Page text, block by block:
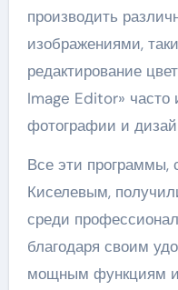
производить
изображениями,
редактирование
Image Editor» часто
фотографии и
Все эти программы,
Киселевым,
среди
благодаря своим
мощным функциям